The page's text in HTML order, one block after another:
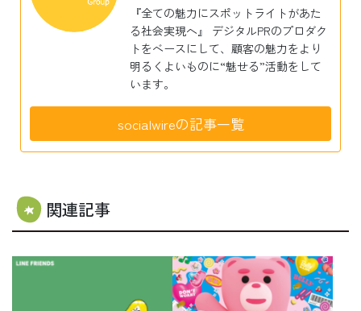
『全ての魅力にスポットライトがあた
る社会実現へ』 デジタルPRのプロダク
トをベースにして、顧客の魅力をより
明るくよいものに“魅せる”活動をして
います。
socialwireの記事一覧
関連記事